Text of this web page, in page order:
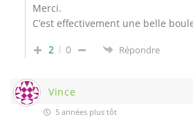
Merci.
C’est effectivement une belle
2
0 Répondre
Vince
5 années plus tôt